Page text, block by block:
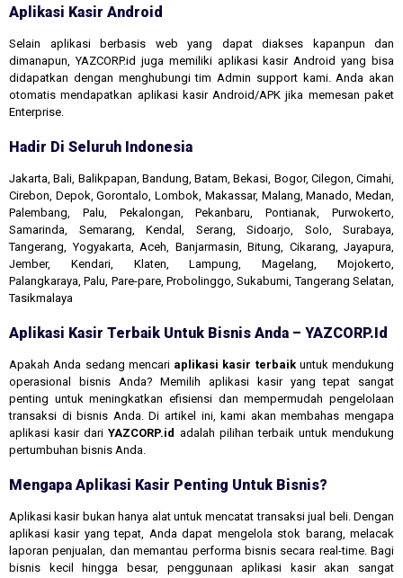
Aplikasi Kasir Android
Selain aplikasi berbasis web yang dapat diakses kapanpun dan
dimanapun, YAZCORP.id juga memiliki aplikasi kasir Android yang bisa
didapatkan dengan menghubungi tim Admin support kami. Anda akan
otomatis mendapatkan aplikasi kasir Android/APK jika memesan paket
Enterprise.
Hadir Di Seluruh Indonesia
Jakarta, Bali, Balikpapan, Bandung, Batam, Bekasi, Bogor, Cilegon, Cimahi,
Cirebon, Depok, Gorontalo, Lombok, Makassar, Malang, Manado, Medan,
Palembang, Palu, Pekalongan, Pekanbaru, Pontianak, Purwokerto,
Samarinda, Semarang, Kendal, Serang, Sidoarjo, Solo, Surabaya,
Tangerang, Yogyakarta, Aceh, Banjarmasin, Bitung, Cikarang, Jayapura,
Jember, Kendari, Klaten, Lampung, Magelang, Mojokerto,
Palangkaraya, Palu, Pare-pare, Probolinggo, Sukabumi, Tangerang Selatan,
Tasikmalaya
Aplikasi Kasir Terbaik Untuk Bisnis Anda – YAZCORP.id
Apakah Anda sedang mencari aplikasi kasir terbaikuntuk mendukung
operasional bisnis Anda? Memilih aplikasi kasir yang tepat sangat
penting untuk meningkatkan efisiensi dan mempermudah pengelolaan
transaksi di bisnis Anda. Di artikel ini, kami akan membahas mengapa
aplikasi kasir dariYAZCORP.id adalah pilihan terbaik untuk mendukung
pertumbuhan bisnis Anda.
Mengapa Aplikasi Kasir Penting Untuk Bisnis?
Aplikasi kasir bukan hanya alat untuk mencatat transaksi jual beli. Dengan
aplikasi kasir yang tepat, Anda dapat mengelola stok barang, melacak
laporan penjualan, dan memantau performa bisnis secara real-time. Bagi
bisnis kecil hingga besar, penggunaan aplikasi kasir akan sangat